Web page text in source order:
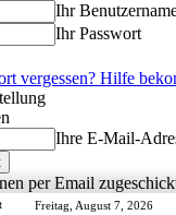
Ihr
Ihr Passwort
vergessen? Hilfe
Ihre E-Mail-
per Email
Freitag, August 7, 2026